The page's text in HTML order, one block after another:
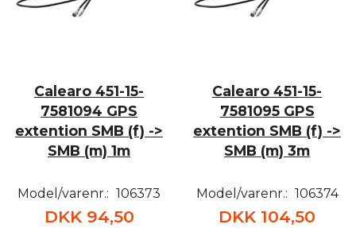
Calearo 451-15-
7581094 GPS
extention SMB (f) ->
SMB (m) 1m
Model/varenr.: 106373
DKK 94,50
Calearo 451-15-
7581095 GPS
extention SMB (f) ->
SMB (m) 3m
Model/varenr.: 106374
DKK 104,50